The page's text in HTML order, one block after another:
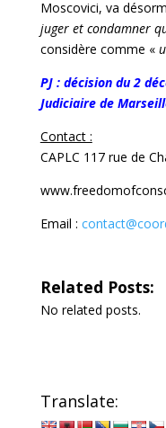
Moscovici, va
juger et condamner
considère comme «
PJ : décision du 2
Judiciaire de
Contact :
CAPLC 117 rue de
Email :
Related Posts:
No related posts.
Translate: